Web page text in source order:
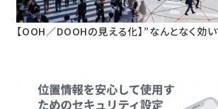
【OOH／DOOHの見える化】”なんとなく効